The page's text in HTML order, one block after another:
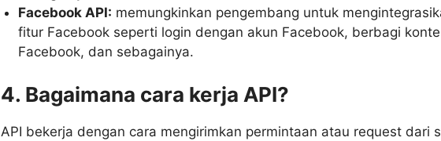
Facebook API: memungkinkan pengembang untuk
fitur Facebook seperti login dengan akun Facebook, berbagi
Facebook, dan sebagainya.
4. Bagaimana cara kerja API?
API bekerja dengan cara mengirimkan permintaan atau request dari